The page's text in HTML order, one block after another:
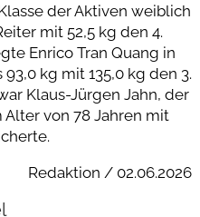
der Aktiven weiblich
mit 52,5 kg den 4.
Enrico Tran Quang in
kg mit 135,0 kg den 3.
Klaus-Jürgen Jahn, der
Alter von 78 Jahren mit
Redaktion / 02.06.2026